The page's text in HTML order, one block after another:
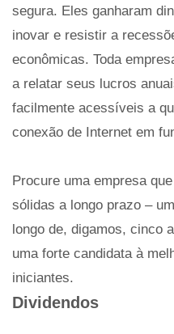
segura. Eles ganharam
inovar e resistir a
econômicas. Toda
a relatar seus lucros
facilmente acessíveis a
conexão de Internet em
Procure uma empresa
sólidas a longo prazo –
longo de, digamos, cinco
uma forte candidata à
iniciantes.
Dividendos